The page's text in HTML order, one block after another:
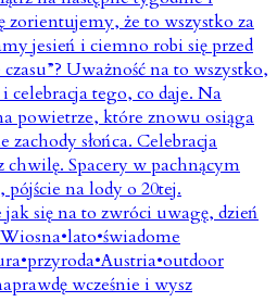
wcześnie i wysz